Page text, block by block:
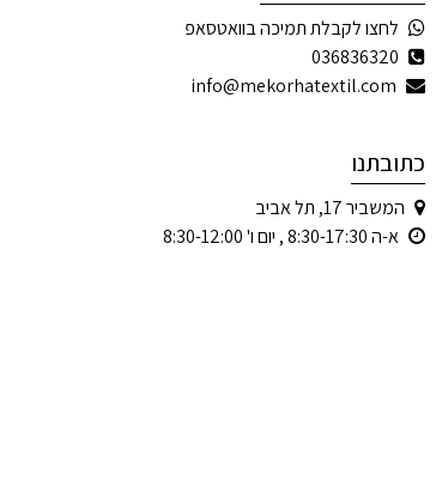
לחצו לקבלת תמיכה בוואטסאפ
036836320
info@mekorhatextil.com
כתובתנו
המשביר 17, תל אביב
א-ה 8:30-17:30 , יום ו' 8:30-12:00